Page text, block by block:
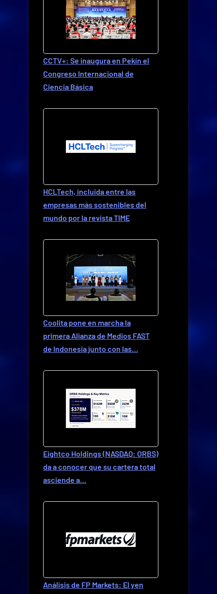
CCTV+: Se inaugura en Pekín el
Congreso Internacional de
Ciencia Básica
HCLTech, incluida entre las
empresas más sostenibles del
mundo por la revista TIME
Coolita pone en marcha la
primera Alianza de Medios FAST
de Indonesia junto con las…
Eightco Holdings (NASDAQ: ORBS)
da a conocer que su cartera total
asciende a…
Análisis de FP Markets: El yen